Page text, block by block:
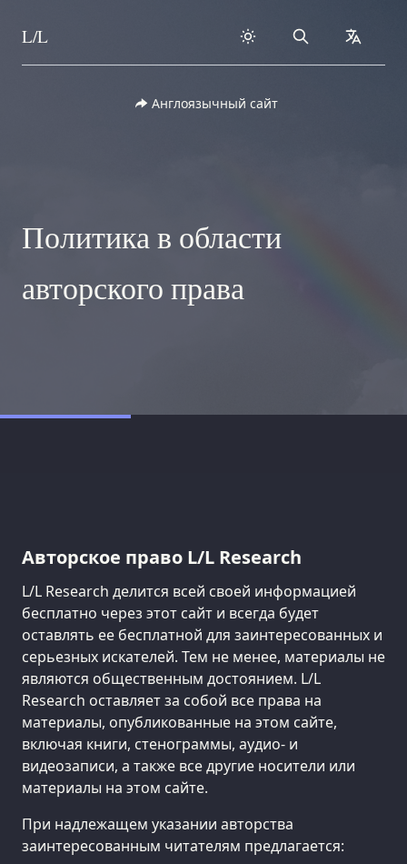
Skip to content
L/L Search
Англоязычный сайт
Политика в области
авторского права
Авторское право L/L Research
L/L Research делится всей своей информацией
бесплатно через этот сайт и всегда будет
оставлять ее бесплатной для заинтересованных и
серьезных искателей. Тем не менее, материалы не
являются общественным достоянием. L/L
Research оставляет за собой все права на
материалы, опубликованные на этом сайте,
включая книги, стенограммы, аудио- и
видеозаписи, а также все другие носители или
материалы на этом сайте.
При надлежащем указании авторства
заинтересованным читателям предлагается: